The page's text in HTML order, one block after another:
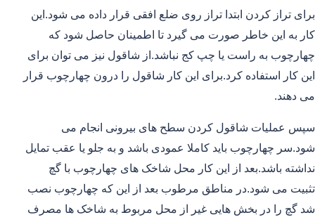
برای تراز کردن ابتدا تراز روی ضلع افقی قرار داده می شود.این
کار به این خاطر صورت می گیرد تا اطمینان حاصل شود که
چهارچوب به راست یا چپ کج نباشد.از شاقول نیز می توان برای
این کار استفاده کرد.برای این کار شاقول را درون چهارچوب قرار
می دهند.
سپس عملیات شاقول کردن سطح های بیرونی انجام می
شود.سر چهارچوب باید کاملا عمودی باشد و به جلو یا عقب تمایل
نداشته باشد.بعد از این کار محل شاخک های چهارچوب با گچ
تثبیت می شود.در مناطق مرطوب بعد از این که چهارچوب نصب
شد گچ را در بخش هایی غیر از محل مربوط به شاخک ها مصرف